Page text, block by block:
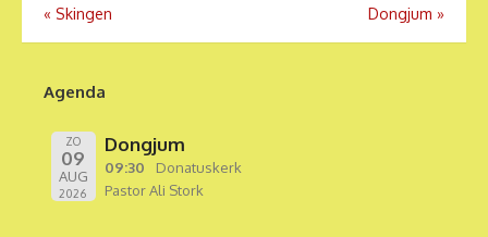
Bericht
navigatie
« Skingen Dongjum »
Agenda
ZO
09
AUG
2026
Dongjum
09:30
Donatuskerk
Pastor Ali Stork